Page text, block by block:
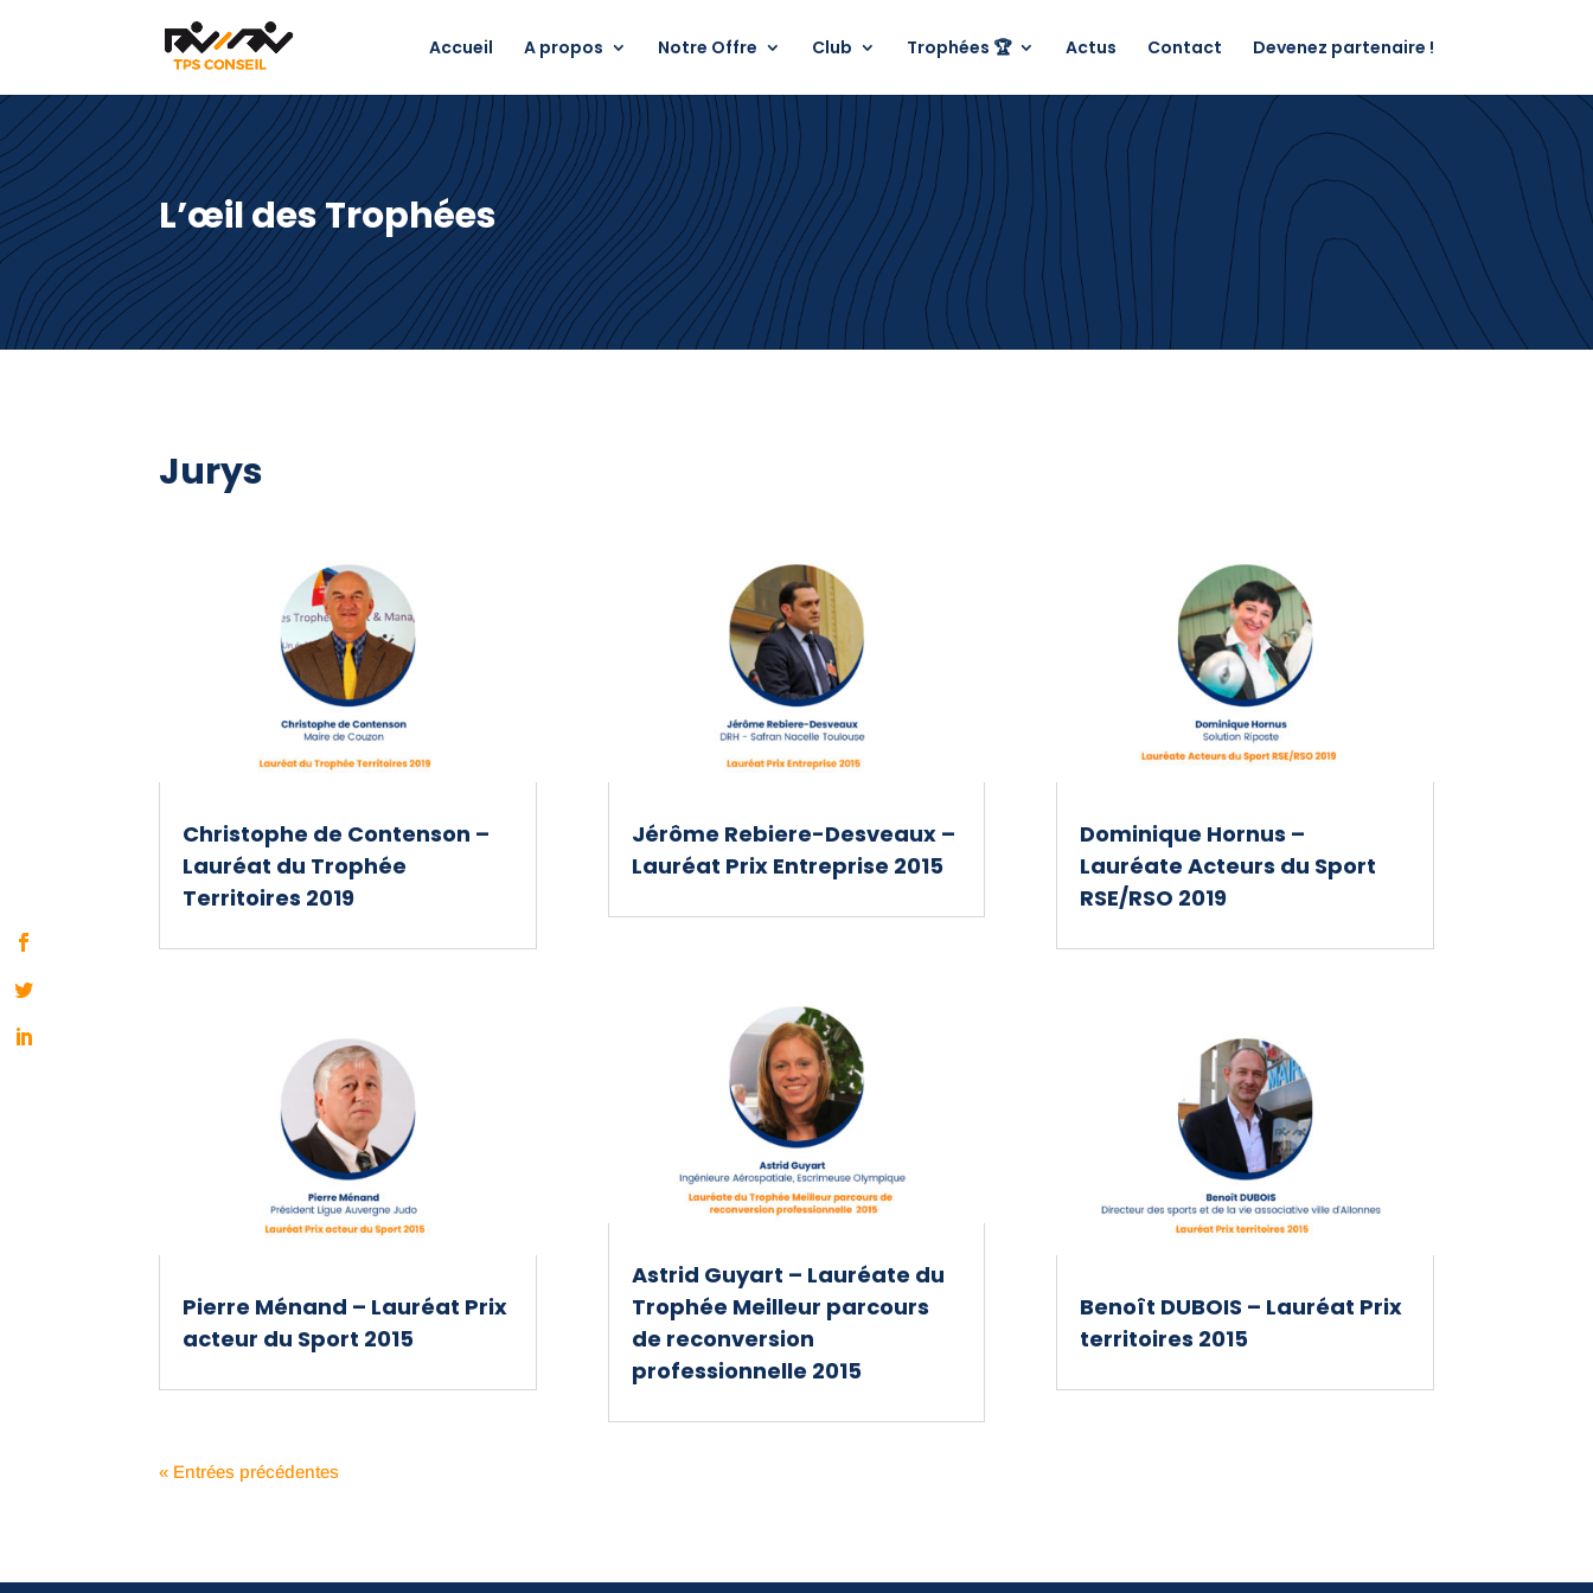
Accueil A propos Notre Offre Club Trophées 🏆 Actus Contact Devenez partenaire !
L’œil des Trophées
Jurys
Christophe de Contenson –
Lauréat du Trophée
Territoires 2019
Pierre Ménand – Lauréat Prix
acteur du Sport 2015
Jérôme Rebiere-Desveaux –
Lauréat Prix Entreprise 2015
Astrid Guyart – Lauréate du
Trophée Meilleur parcours
de reconversion
professionnelle 2015
Dominique Hornus –
Lauréate Acteurs du Sport
RSE/RSO 2019
Benoît DUBOIS – Lauréat Prix
territoires 2015
« Entrées précédentes